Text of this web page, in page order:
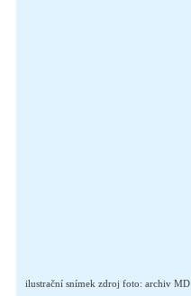
ilustrační snímek zdroj foto: archiv MD